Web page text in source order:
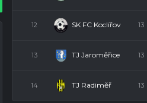
12 SK FC Koclířov 13
13 TJ Jaroměřice 13
14 TJ Radiměř 13